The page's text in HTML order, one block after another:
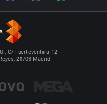
C/ Fuerteventura 12
28703 Madrid